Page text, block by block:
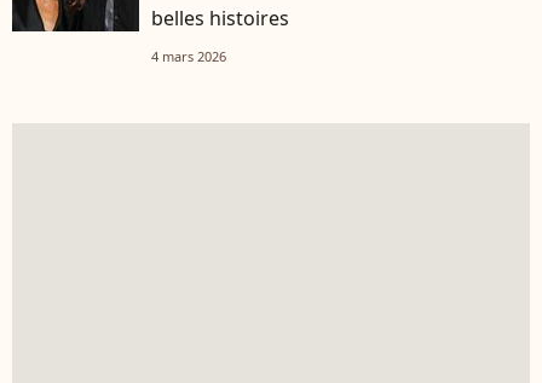
belles histoires
4 mars 2026